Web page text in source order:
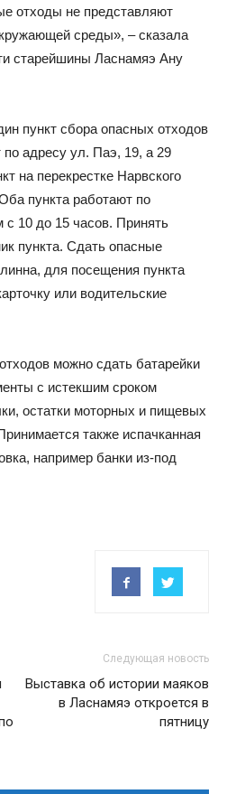
отходы не представляют
среды», – сказала
старейшины Ласнамяэ Ану
пункт сбора опасных отходов
адресу ул. Паэ, 19, а 29
на перекрестке Нарвского
пункта работают по
с 10 до 15 часов. Принять
пункта. Сдать опасные
для посещения пункта
или водительские
можно сдать батарейки
с истекшим сроком
остатки моторных и пищевых
также испачканная
например банки из-под
Следующая новость
Выставка об истории маяков
в Ласнамяэ откроется в
пятницу